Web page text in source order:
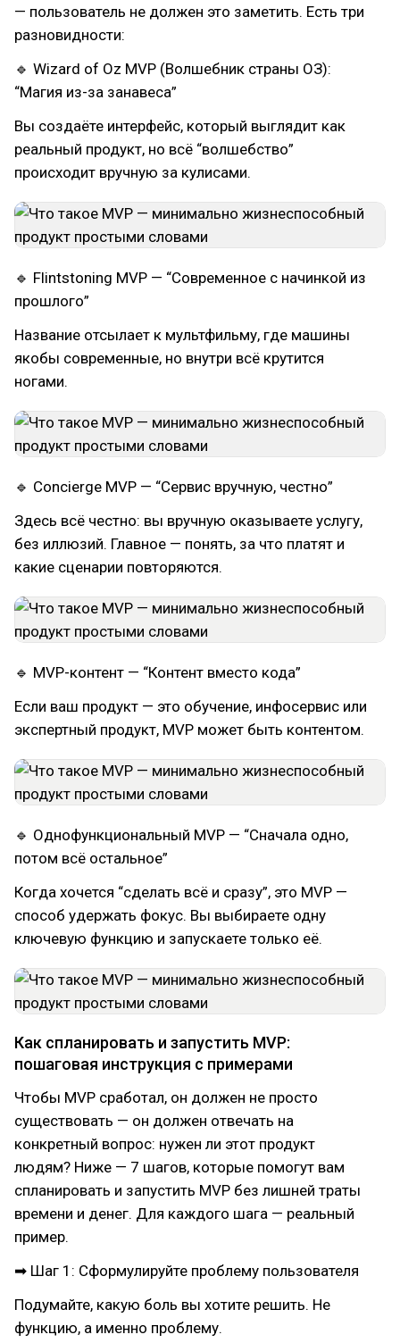
— пользователь не должен это заметить. Есть три
разновидности:
🔹 Wizard of Oz MVP (Волшебник страны ОЗ):
“Магия из-за занавеса”
Вы создаёте интерфейс, который выглядит как
реальный продукт, но всё “волшебство”
происходит вручную за кулисами.
🔹 Flintstoning MVP — “Современное с начинкой из
прошлого”
Название отсылает к мультфильму, где машины
якобы современные, но внутри всё крутится
ногами.
🔹 Concierge MVP — “Сервис вручную, честно”
Здесь всё честно: вы вручную оказываете услугу,
без иллюзий. Главное — понять, за что платят и
какие сценарии повторяются.
🔹 MVP-контент — “Контент вместо кода”
Если ваш продукт — это обучение, инфосервис или
экспертный продукт, MVP может быть контентом.
🔹 Однофункциональный MVP — “Сначала одно,
потом всё остальное”
Когда хочется “сделать всё и сразу”, это MVP —
способ удержать фокус. Вы выбираете одну
ключевую функцию и запускаете только её.
Как спланировать и запустить MVP:
пошаговая инструкция с примерами
Чтобы MVP сработал, он должен не просто
существовать — он должен отвечать на
конкретный вопрос: нужен ли этот продукт
людям? Ниже — 7 шагов, которые помогут вам
спланировать и запустить MVP без лишней траты
времени и денег. Для каждого шага — реальный
пример.
➡ Шаг 1: Сформулируйте проблему пользователя
Подумайте, какую боль вы хотите решить. Не
функцию, а именно проблему.